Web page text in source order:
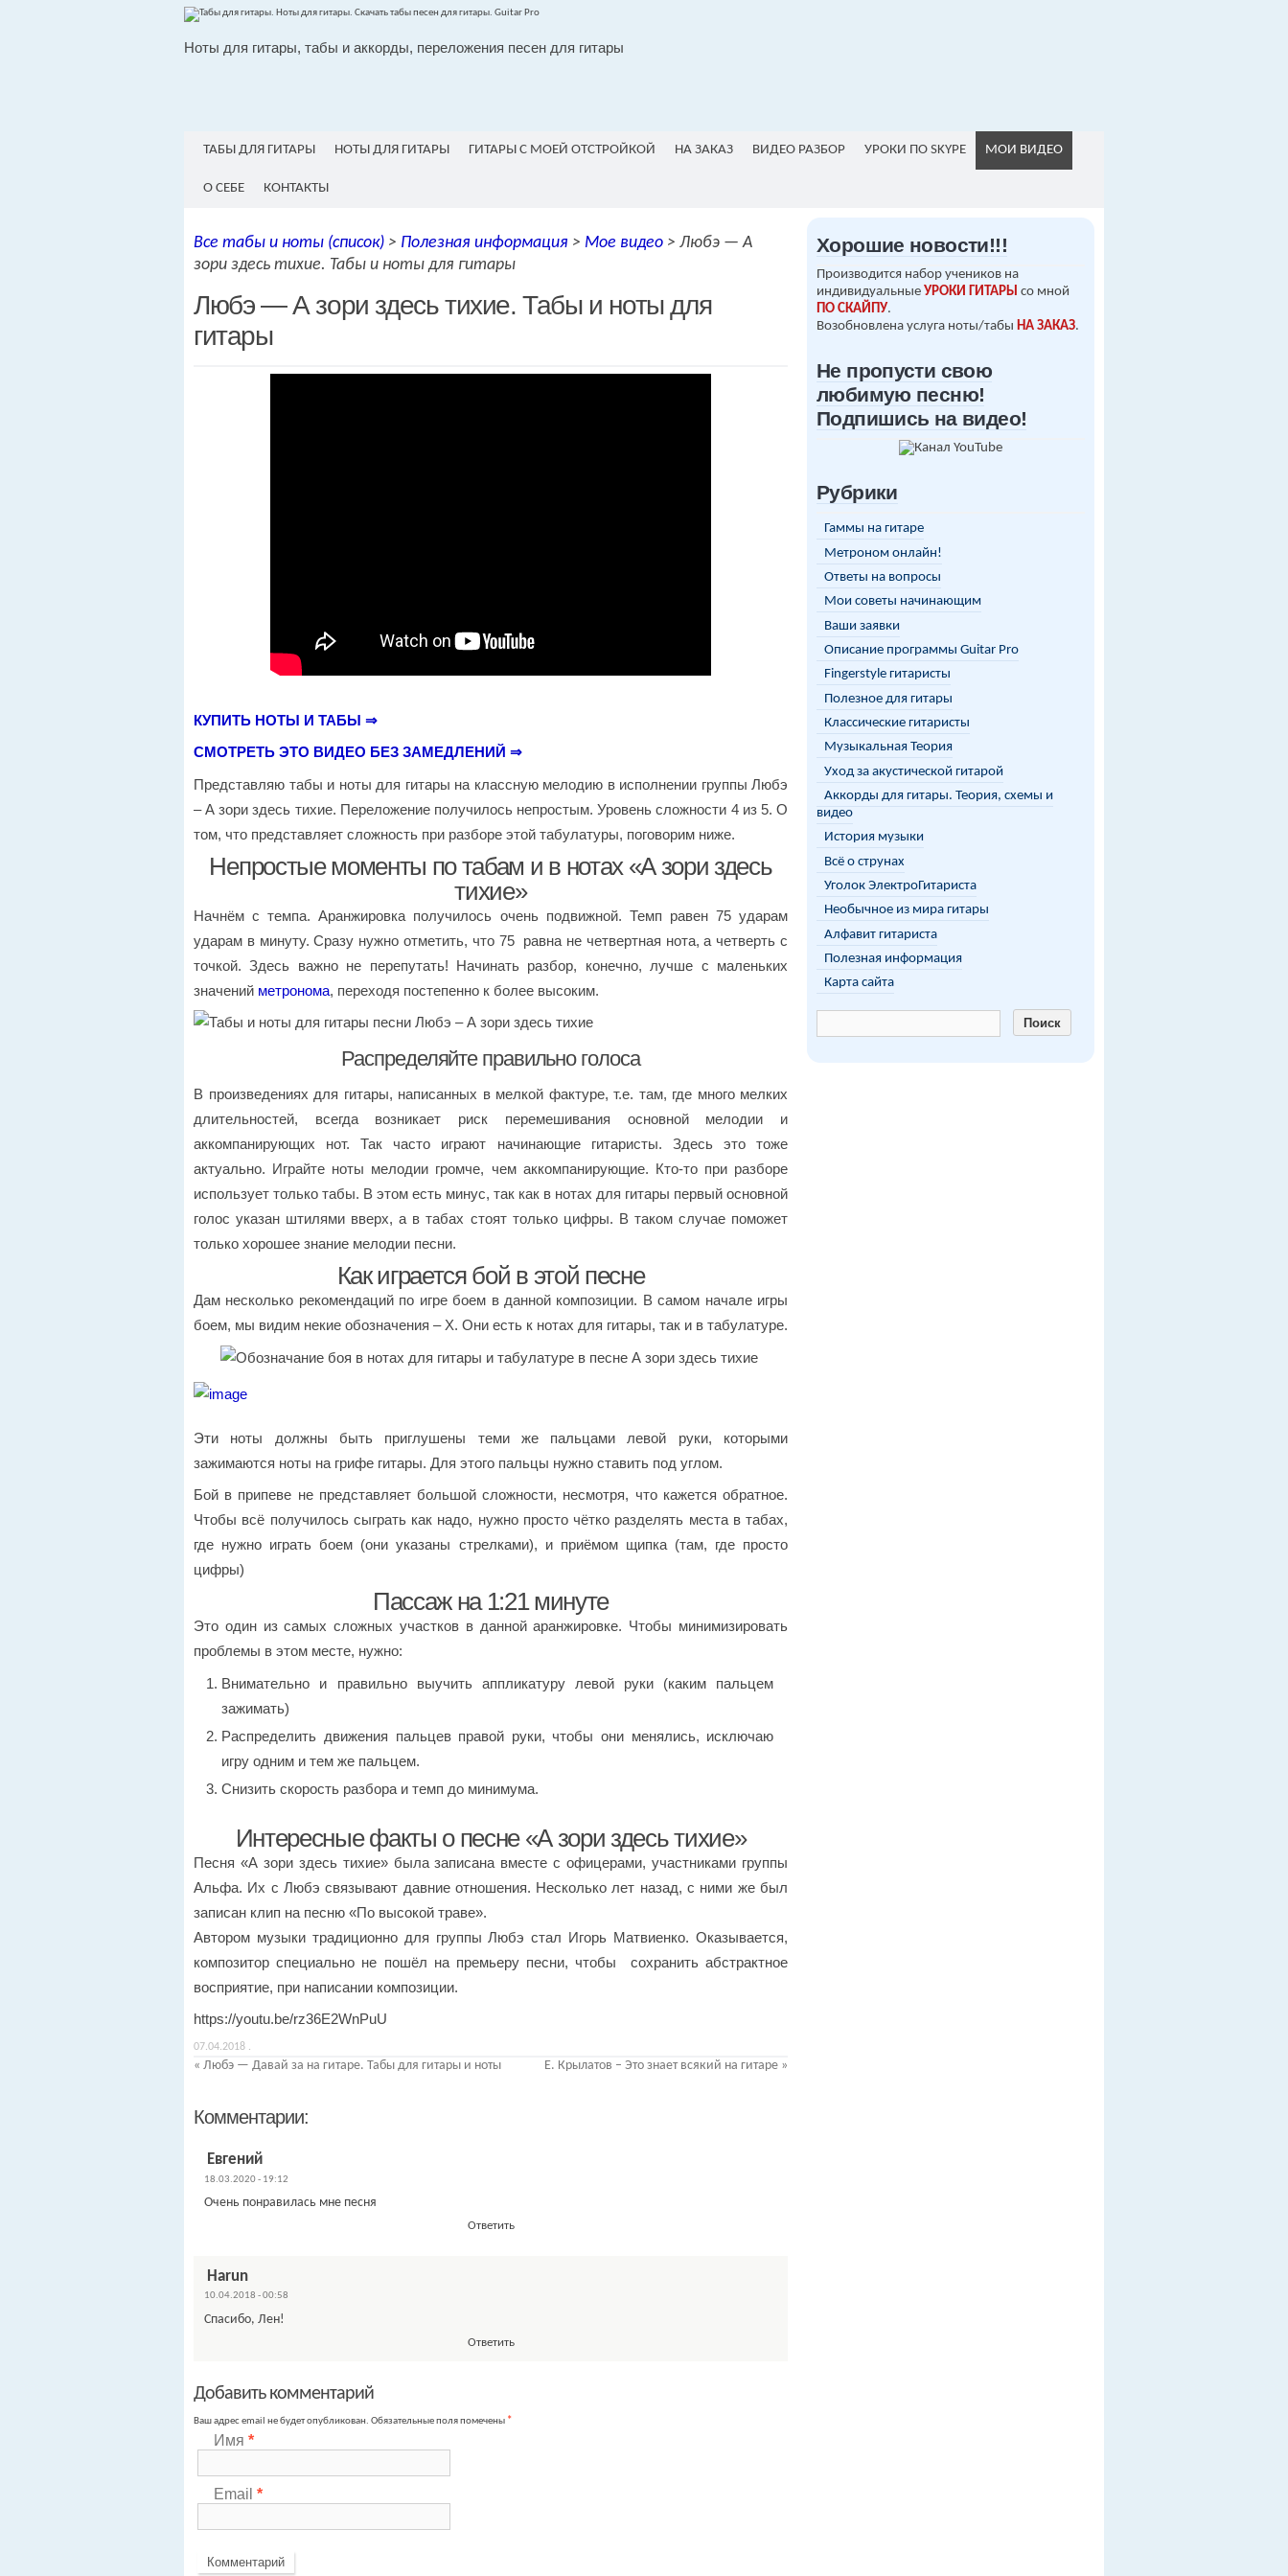
Ноты для гитары, табы и аккорды, переложения песен для гитары
ТАБЫ ДЛЯ ГИТАРЫ НОТЫ ДЛЯ ГИТАРЫ ГИТАРЫ С МОЕЙ ОТСТРОЙКОЙ НА ЗАКАЗ ВИДЕО РАЗБОР УРОКИ ПО SKYPE МОИ ВИДЕО
О СЕБЕ КОНТАКТЫ
Все табы и ноты (список) > Полезная информация > Мое видео > Любэ — А
зори здесь тихие. Табы и ноты для гитары
Любэ — А зори здесь тихие. Табы и ноты для
гитары
КУПИТЬ НОТЫ И ТАБЫ ⇒
СМОТРЕТЬ ЭТО ВИДЕО БЕЗ ЗАМЕДЛЕНИЙ ⇒
Представляю табы и ноты для гитары на классную мелодию в исполнении группы Любэ
– А зори здесь тихие. Переложение получилось непростым. Уровень сложности 4 из 5. О
том, что представляет сложность при разборе этой табулатуры, поговорим ниже.
Непростые моменты по табам и в нотах «А зори здесь
тихие»
Начнём с темпа. Аранжировка получилось очень подвижной. Темп равен 75 ударам
ударам в минуту. Сразу нужно отметить, что 75 равна не четвертная нота, а четверть с
точкой. Здесь важно не перепутать! Начинать разбор, конечно, лучше с маленьких
значений метронома, переходя постепенно к более высоким.
Распределяйте правильно голоса
В произведениях для гитары, написанных в мелкой фактуре, т.е. там, где много мелких
длительностей, всегда возникает риск перемешивания основной мелодии и
аккомпанирующих нот. Так часто играют начинающие гитаристы. Здесь это тоже
актуально. Играйте ноты мелодии громче, чем аккомпанирующие. Кто-то при разборе
использует только табы. В этом есть минус, так как в нотах для гитары первый основной
голос указан штилями вверх, а в табах стоят только цифры. В таком случае поможет
только хорошее знание мелодии песни.
Как играется бой в этой песне
Дам несколько рекомендаций по игре боем в данной композиции. В самом начале игры
боем, мы видим некие обозначения – X. Они есть к нотах для гитары, так и в табулатуре.
Эти ноты должны быть приглушены теми же пальцами левой руки, которыми
зажимаются ноты на грифе гитары. Для этого пальцы нужно ставить под углом.
Бой в припеве не представляет большой сложности, несмотря, что кажется обратное.
Чтобы всё получилось сыграть как надо, нужно просто чётко разделять места в табах,
где нужно играть боем (они указаны стрелками), и приёмом щипка (там, где просто
цифры)
Пассаж на 1:21 минуте
Это один из самых сложных участков в данной аранжировке. Чтобы минимизировать
проблемы в этом месте, нужно:
Внимательно и правильно выучить аппликатуру левой руки (каким пальцем
зажимать)
Распределить движения пальцев правой руки, чтобы они менялись, исключаю
игру одним и тем же пальцем.
Снизить скорость разбора и темп до минимума.
Интересные факты о песне «А зори здесь тихие»
Песня «А зори здесь тихие» была записана вместе с офицерами, участниками группы
Альфа. Их с Любэ связывают давние отношения. Несколько лет назад, с ними же был
записан клип на песню «По высокой траве».
Автором музыки традиционно для группы Любэ стал Игорь Матвиенко. Оказывается,
композитор специально не пошёл на премьеру песни, чтобы сохранить абстрактное
восприятие, при написании композиции.
https://youtu.be/rz36E2WnPuU
07.04.2018 .
« Любэ — Давай за на гитаре. Табы для гитары и ноты Е. Крылатов – Это знает всякий на гитаре »
Комментарии:
Евгений
18.03.2020 - 19:12
Очень понравилась мне песня
Ответить
Harun
10.04.2018 - 00:58
Спасибо, Лен!
Ответить
Добавить комментарий
Ваш адрес email не будет опубликован. Обязательные поля помечены *
Имя *
Email *
Комментарий
Хорошие новости!!!
Производится набор учеников на
индивидуальные УРОКИ ГИТАРЫ со мной
ПО СКАЙПУ.
Возобновлена услуга ноты/табы НА ЗАКАЗ.
Не пропусти свою
любимую песню!
Подпишись на видео!
Рубрики
Гаммы на гитаре
Метроном онлайн!
Ответы на вопросы
Мои советы начинающим
Ваши заявки
Описание программы Guitar Pro
Fingerstyle гитаристы
Полезное для гитары
Классические гитаристы
Музыкальная Теория
Уход за акустической гитарой
Аккорды для гитары. Теория, схемы и
видео
История музыки
Всё о струнах
Уголок ЭлектроГитариста
Необычное из мира гитары
Алфавит гитариста
Полезная информация
Карта сайта